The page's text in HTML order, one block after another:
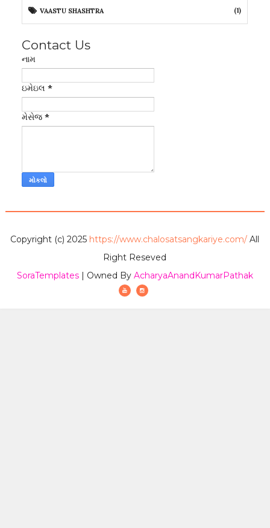
VAASTU SHASHTRA (1)
Contact Us
નામ
ઇમેઇલ*
મેસેજ*
Copyright (c) 2025 https://www.chalosatsangkariye.com/ All
Right Reseved
SoraTemplates| Owned By AcharyaAnandKumarPathak